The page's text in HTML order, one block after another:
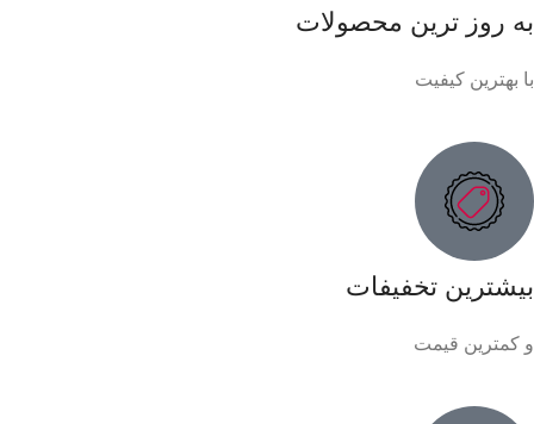
به روز ترین محصولات
با بهترین کیفیت
بیشترین تخفیفات
و کمترین قیمت